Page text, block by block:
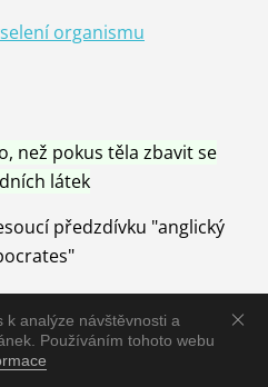
analýze návštěvnosti a
Používáním tohoto webu
organismu
než pokus těla zbavit se
látek
předzdívku "anglický
Přírody, neutralizací a